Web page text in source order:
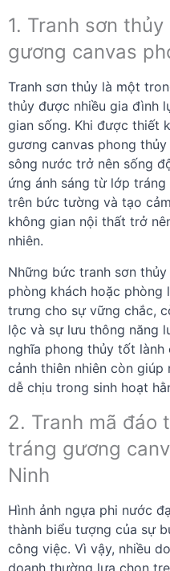
1. Tranh sơn
gương canvas
Tranh sơn thủy là một
thủy được nhiều gia đình
gian sống. Khi được thiết
gương canvas phong thủy
sông nước trở nên sống
ứng ánh sáng từ lớp
trên bức tường và tạo
không gian nội thất trở
nhiên.
Những bức tranh sơn
phòng khách hoặc phòng
trưng cho sự vững chắc,
lộc và sự lưu thông năng
nghĩa phong thủy tốt lành
cảnh thiên nhiên còn
dễ chịu trong sinh hoạt
2. Tranh mã đáo
tráng gương
Ninh
Hình ảnh ngựa phi nước
thành biểu tượng của sự
công việc. Vì vậy, nhiều
doanh thường lựa chọn